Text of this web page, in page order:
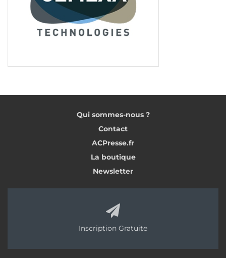
Qui sommes-nous ?
Contact
ACPresse.fr
La boutique
Newsletter
Inscription Gratuite